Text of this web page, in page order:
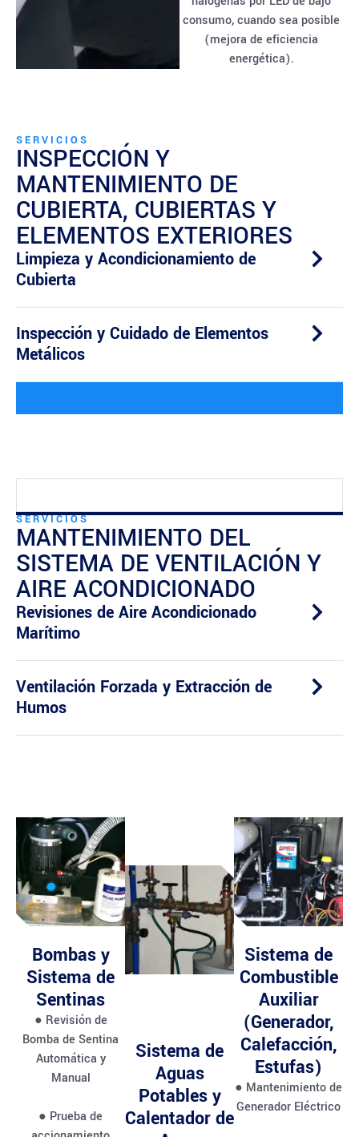
consumo, cuando sea posible
(mejora de eficiencia
energética).
SERVICIOS
INSPECCIÓN Y
MANTENIMIENTO DE
CUBIERTA, CUBIERTAS Y
ELEMENTOS EXTERIORES
Limpieza y Acondicionamiento de
Cubierta
Inspección y Cuidado de Elementos
Metálicos
SERVICIOS
MANTENIMIENTO DEL
SISTEMA DE VENTILACIÓN Y
AIRE ACONDICIONADO
Revisiones de Aire Acondicionado
Marítimo
Ventilación Forzada y Extracción de
Humos
Bombas y
Sistema de
Sentinas
● Revisión de
Bomba de Sentina
Automática y
Manual
● Prueba de
Sistema de
Aguas
Potables y
Calentador de
Sistema de
Combustible
Auxiliar
(Generador,
Calefacción,
Estufas)
● Mantenimiento de
Generador Eléctrico